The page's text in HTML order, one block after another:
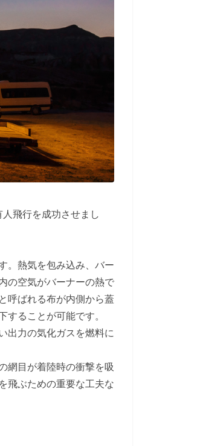
飛行を成功させまし
。熱気を包み込み、バー
の空気がバーナーの熱で
呼ばれる布が内側から蓋
することが可能です。
出力の気化ガスを燃料に
網目が着陸時の衝撃を吸
飛ぶための重要な工夫な